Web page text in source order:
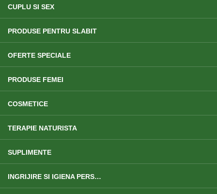
CUPLU SI SEX
PRODUSE PENTRU SLABIT
OFERTE SPECIALE
PRODUSE FEMEI
COSMETICE
TERAPIE NATURISTA
SUPLIMENTE
INGRIJIRE SI IGIENA PERSONALA